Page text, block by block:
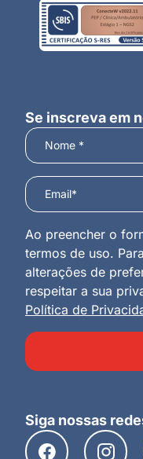
Se inscreva em
Ao preencher o
termos de uso.
alterações de
respeitar a sua
Política de
Siga nossas